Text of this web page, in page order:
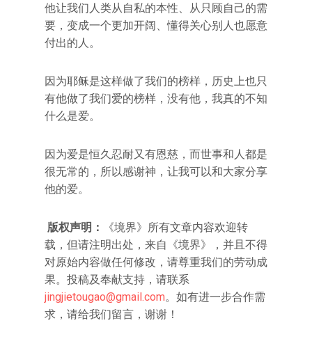
他让我们人类从自私的本性、从只顾自己的需
要，变成一个更加开阔、懂得关心别人也愿意
付出的人。
因为耶稣是这样做了我们的榜样，历史上也只
有他做了我们爱的榜样，没有他，我真的不知
什么是爱。
因为爱是恒久忍耐又有恩慈，而世事和人都是
很无常的，所以感谢神，让我可以和大家分享
他的爱。
版权声明：
《境界》所有文章内容欢迎转
载，但请注明出处，来自《境界》，并且不得
对原始内容做任何修改，请尊重我们的劳动成
果。投稿及奉献支持，请联系
jingjietougao@gmail.com。如有进一步合作需
求，请给我们留言，谢谢！